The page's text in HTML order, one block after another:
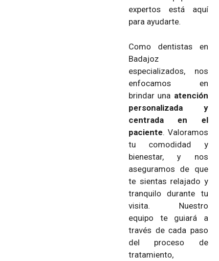
expertos está aquí
para ayudarte.
Como dentistas en
Badajoz
especializados, nos
enfocamos en
brindar una atención
personalizada y
centrada en el
paciente. Valoramos
tu comodidad y
bienestar, y nos
aseguramos de que
te sientas relajado y
tranquilo durante tu
visita. Nuestro
equipo te guiará a
través de cada paso
del proceso de
tratamiento,